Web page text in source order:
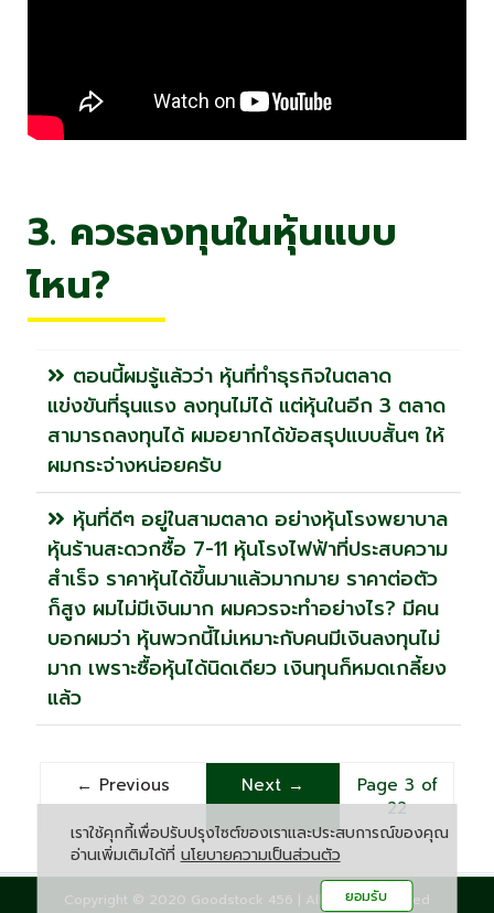
3. ควรลงทุนในหุ้นแบบ
ไหน?
ตอนนี้ผมรู้แล้วว่า หุ้นที่ทำธุรกิจในตลาด
แข่งขันที่รุนแรง ลงทุนไม่ได้ แต่หุ้นในอีก 3 ตลาด
สามารถลงทุนได้ ผมอยากได้ข้อสรุปแบบสั้นๆ ให้
ผมกระจ่างหน่อยครับ
หุ้นที่ดีๆ อยู่ในสามตลาด อย่างหุ้นโรงพยาบาล
หุ้นร้านสะดวกซื้อ 7-11 หุ้นโรงไฟฟ้าที่ประสบความ
สำเร็จ ราคาหุ้นได้ขึ้นมาแล้วมากมาย ราคาต่อตัว
ก็สูง ผมไม่มีเงินมาก ผมควรจะทำอย่างไร? มีคน
บอกผมว่า หุ้นพวกนี้ไม่เหมาะกับคนมีเงินลงทุนไม่
มาก เพราะซื้อหุ้นได้นิดเดียว เงินทุนก็หมดเกลี้ยง
แล้ว
← Previous Next →
Page 3 of
22
Copyright © 2020 Goodstock 456 | All rights reserved
เราใช้คุกกี้เพื่อปรับปรุงไซต์ของเราและประสบการณ์ของคุณ
อ่านเพิ่มเติมได้ที่ นโยบายความเป็นส่วนตัว
ยอมรับ